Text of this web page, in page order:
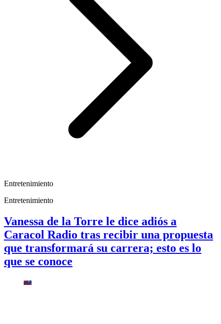
Entretenimiento
Entretenimiento
Vanessa de la Torre le dice adiós a
Caracol Radio tras recibir una propuesta
que transformará su carrera; esto es lo
que se conoce